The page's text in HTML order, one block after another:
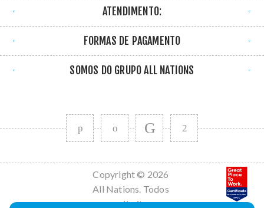
ATENDIMENTO:
FORMAS DE PAGAMENTO
SOMOS DO GRUPO ALL NATIONS
Copyright © 2026
All Nations. Todos
os direitos